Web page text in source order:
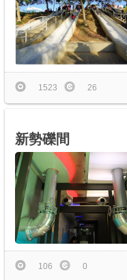
1523 26
新勢礫間
106 0